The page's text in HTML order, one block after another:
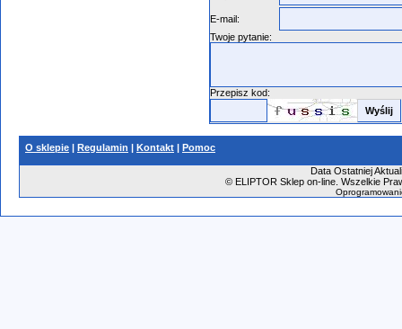
E-mail:
Twoje pytanie:
Przepisz kod:
O sklepie | Regulamin | Kontakt | Pomoc
Data Ostatniej
©ELIPTOR Sklep on-line. Wszelkie